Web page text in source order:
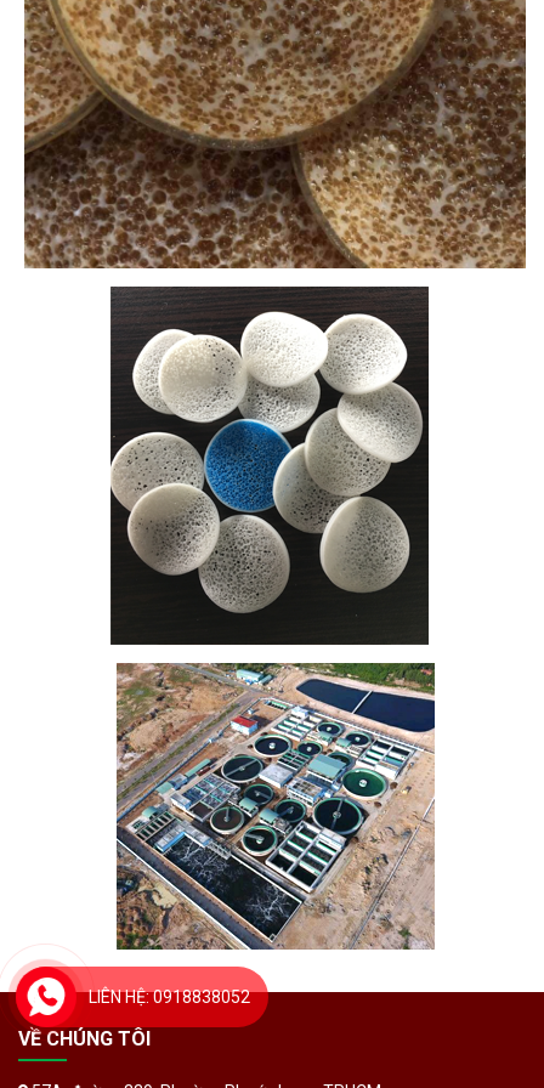
LIÊN HỆ: 0918838052
VỀ CHÚNG TÔI